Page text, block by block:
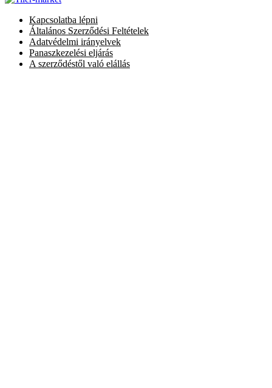
Kapcsolatba lépni
Általános Szerződési Feltételek
Adatvédelmi irányelvek
Panaszkezelési eljárás
A szerződéstől való elállás